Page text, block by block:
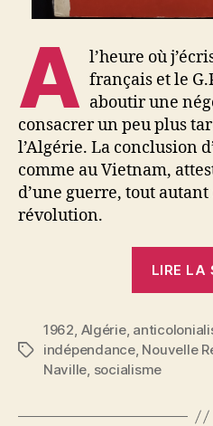
A l’heure où
français et le
aboutir une
consacrer un peu plus
l’Algérie. La conclusion
comme au Vietnam,
d’une guerre, tout
révolution.
LIRE LA
Étiquettes
1962, Algérie,
indépendance, Nouvelle
Naville, socialisme